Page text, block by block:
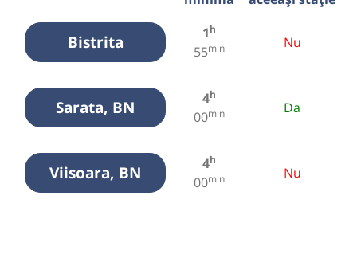
Bistrita 1h
55min Nu
Sarata, BN 4h
00min Da
Viisoara, BN 4h
00min Nu